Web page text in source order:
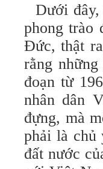
Dưới
phong trào
Đức, thật
rằng
đoạn từ
nhân dân
đựng, mà
phải là chủ
đất nước